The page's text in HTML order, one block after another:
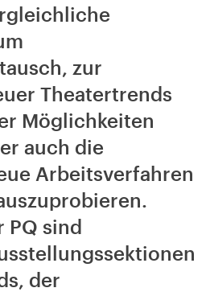
zur
Theatertrends
Möglichkeiten
auch die
Arbeitsverfahren
PQ sind
der